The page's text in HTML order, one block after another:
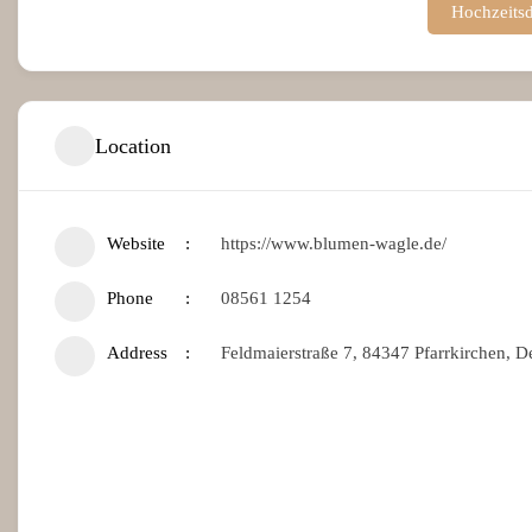
Location
Website https://www.blumen-wagle.de/
Phone 08561 1254
Address Feldmaierstraße 7, 84347 Pfarrkirchen,